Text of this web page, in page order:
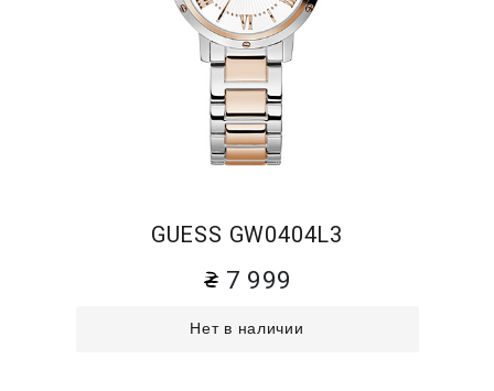
GUESS GW0404L3
7 999
Нет в наличии